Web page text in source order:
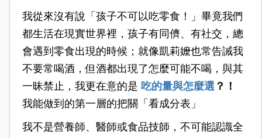
我從來沒有說「孩子不可以吃零食！」畢竟我們
都生活在現實世界裡，孩子有同儕、有社交，總
會遇到零食出現的時候；就像凱莉嬤也常告誡我
不要常喝酒，但酒都出現了怎麼可能不喝，與其
一昧禁止，我更在意的是 吃的量與怎麼選？！
我能做到的第一層的把關「看成分表」
我不是營養師、醫師或食品技師，不可能認識全